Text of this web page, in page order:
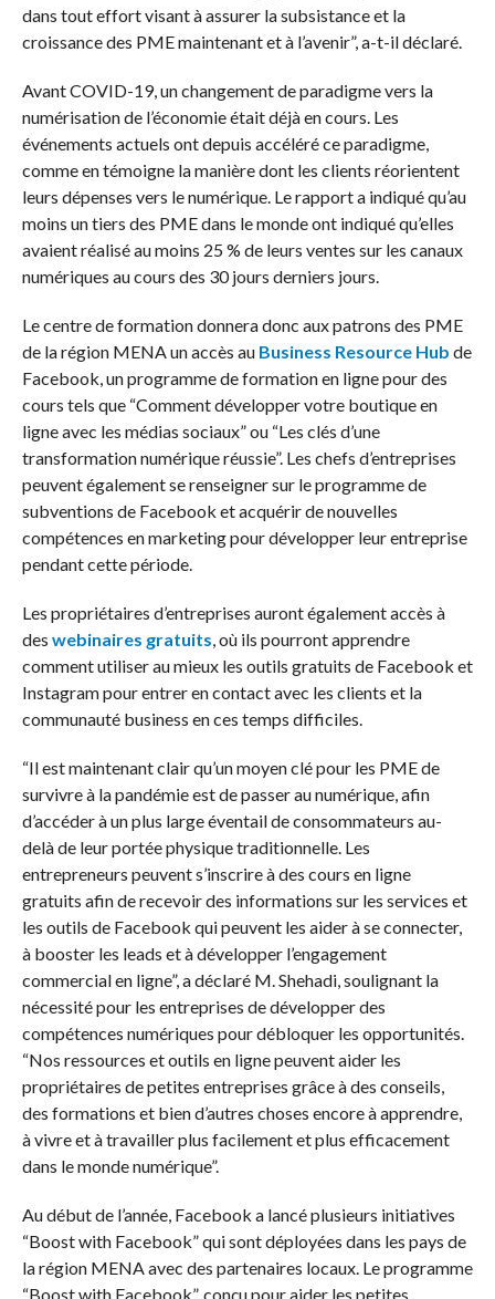
dans tout effort visant à assurer la subsistance et la
croissance des PME maintenant et à l’avenir”, a-t-il déclaré.
Avant COVID-19, un changement de paradigme vers la
numérisation de l’économie était déjà en cours. Les
événements actuels ont depuis accéléré ce paradigme,
comme en témoigne la manière dont les clients réorientent
leurs dépenses vers le numérique. Le rapport a indiqué qu’au
moins un tiers des PME dans le monde ont indiqué qu’elles
avaient réalisé au moins 25 % de leurs ventes sur les canaux
numériques au cours des 30 jours derniers jours.
Le centre de formation donnera donc aux patrons des PME
de la région MENA un accès au Business Resource Hub de
Facebook, un programme de formation en ligne pour des
cours tels que “Comment développer votre boutique en
ligne avec les médias sociaux” ou “Les clés d’une
transformation numérique réussie”. Les chefs d’entreprises
peuvent également se renseigner sur le programme de
subventions de Facebook et acquérir de nouvelles
compétences en marketing pour développer leur entreprise
pendant cette période.
Les propriétaires d’entreprises auront également accès à
des webinaires gratuits , où ils pourront apprendre
comment utiliser au mieux les outils gratuits de Facebook et
Instagram pour entrer en contact avec les clients et la
communauté business en ces temps difficiles.
“Il est maintenant clair qu’un moyen clé pour les PME de
survivre à la pandémie est de passer au numérique, afin
d’accéder à un plus large éventail de consommateurs au-
delà de leur portée physique traditionnelle. Les
entrepreneurs peuvent s’inscrire à des cours en ligne
gratuits afin de recevoir des informations sur les services et
les outils de Facebook qui peuvent les aider à se connecter,
à booster les leads et à développer l’engagement
commercial en ligne”, a déclaré M. Shehadi, soulignant la
nécessité pour les entreprises de développer des
compétences numériques pour débloquer les opportunités.
“Nos ressources et outils en ligne peuvent aider les
propriétaires de petites entreprises grâce à des conseils,
des formations et bien d’autres choses encore à apprendre,
à vivre et à travailler plus facilement et plus efficacement
dans le monde numérique”.
Au début de l’année, Facebook a lancé plusieurs initiatives
“Boost with Facebook” qui sont déployées dans les pays de
la région MENA avec des partenaires locaux. Le programme
“Boost with Facebook”, conçu pour aider les petites